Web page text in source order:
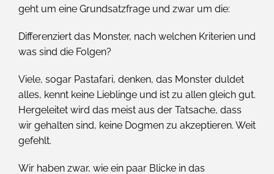
geht um eine Grundsatzfrage und zwar um die:
Differenziert das Monster, nach welchen Kriterien und
was sind die Folgen?
Viele, sogar Pastafari, denken, das Monster duldet
alles, kennt keine Lieblinge und ist zu allen gleich gut.
Hergeleitet wird das meist aus der Tatsache, dass
wir gehalten sind, keine Dogmen zu akzeptieren. Weit
gefehlt.
Wir haben zwar, wie ein paar Blicke in das